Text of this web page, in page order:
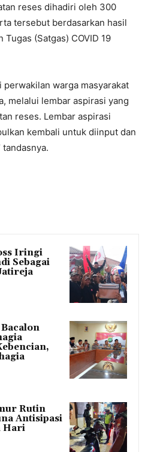
reses dihadiri oleh 300
tersebut berdasarkan hasil
(Satgas) COVID 19
perwakilan warga masyarakat
melalui lembar aspirasi yang
reses. Lembar aspirasi
kembali untuk diinput dan
tandasnya.
Iringi
Sebagai
Rutin
Antisipasi
Hari